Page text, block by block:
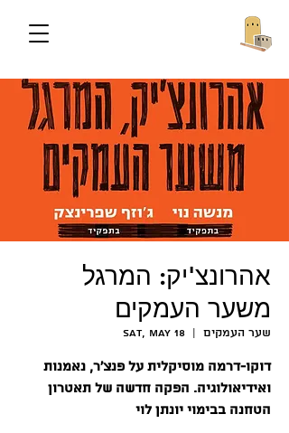
אהרונצ'יק: המרגל
משער העמקים
Sat, May 18
  |
שער העמקים
דוקו-דרמה מוסיקלית על פנצ'ר, נאמנות
ואידיאולוגיה. הפקה חדשה של תאטרון
הטחנה בבימוי יונתן לוי